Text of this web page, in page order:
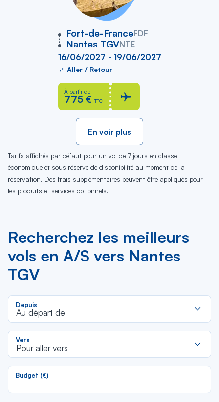
Fort-de-FranceFDF
vers
Nantes TGVNTE
16/06/2027 - 19/06/2027
Aller / Retour
À partir de
775 € TTC
En voir plus
Tarifs affichés par défaut pour un vol de 7 jours en classe
économique et sous réserve de disponibilité au moment de la
réservation. Des frais supplémentaires peuvent être appliqués pour
les produits et services optionnels.
Recherchez les meilleurs
vols en A/S vers Nantes
TGV
Depuis
Au départ de
Vers
Pour aller vers
Budget (€)